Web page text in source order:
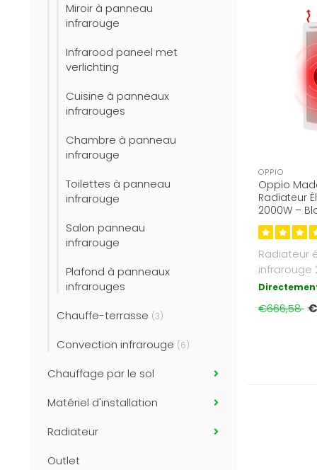
Miroir à panneau
infrarouge
Infrarood paneel met
verlichting
Cuisine à panneaux
infrarouges
Chambre à panneau
infrarouge
Toilettes à panneau
infrarouge
Salon panneau
infrarouge
Plafond à panneaux
infrarouges
Chauffe-terrasse (3)
Convection infrarouge (6)
Chauffage par le sol
Matériel d'installation
Radiateur
Outlet
OPPIO
Oppio
Radiateur
2000W –
Infrarouge
Radiateur
infrarouge
vertical,
€666,58